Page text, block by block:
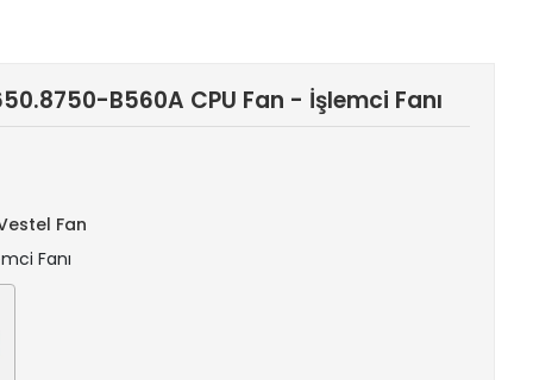
B560A CPU Fan - İşlemci Fanı
Fan
Fanı